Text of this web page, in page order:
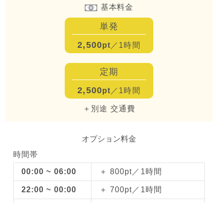
基本料金
単発
2,500pt ／1時間
定期
2,500pt ／1時間
＋別途 交通費
オプション料金
時間帯
00:00 ~ 06:00 ＋ 800pt／1時間
22:00 ~ 00:00 ＋ 700pt／1時間